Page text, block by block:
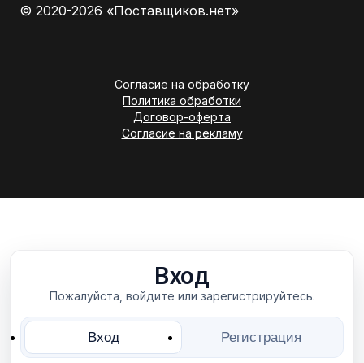
© 2020-2026 «Поставщиков.нет»
Согласие на обработку
Политика обработки
Договор-оферта
Согласие на рекламу
Вход
Пожалуйста, войдите или зарегистрируйтесь.
Вход Регистрация